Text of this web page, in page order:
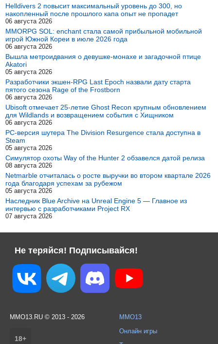
Helldivers 2 повысит максимальный уровень до 300, но
накопленный после прошлого капа опыт не пропадет
06 августа 2026
MMORPG SOL: enchant стала самой прибыльной мобильной
игрой Южной Кореи в июле 2026 года
06 августа 2026
Вышла метроидвания о девушке-монахе и загадочной птице
Akatori
05 августа 2026
Разработчики экшен-RPG Last Epoch назвали дату старта
пятого сезона Rage of the Frostborn
06 августа 2026
Ubisoft отмечает 25-летие Ghost Recon крупным обновлением
для Wildlands и возвращением события с Хищником
06 августа 2026
PC-версия шутера The Division Resurgence стала доступна в
Steam
05 августа 2026
Симулятор охоты Way of the Hunter 2 обзавелся датой релиза
08 августа 2026
Netmarble отчиталась о росте выручки во втором квартале 2026
года благодаря успехам за рубежом
05 августа 2026
Наследник Blue Archive на Unreal Engine 5 — Главное из
интервью с разработчиками Project RX
07 августа 2026
Не теряйся! Подписывайся!
MMO13.RU © 2013 - 2026
18+
MMO13
Онлайн игры